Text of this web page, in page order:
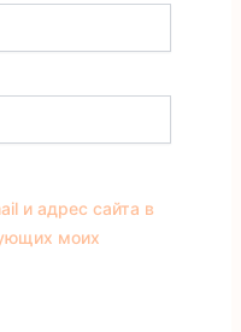
и адрес сайта в
моих